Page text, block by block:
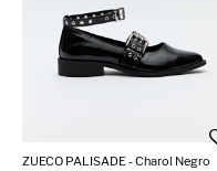
ZUECO PALISADE - Charol Negro